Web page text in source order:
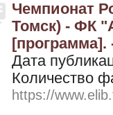
Чемпионат
Томск) - ФК
[программа].
Дата
Количество
https://